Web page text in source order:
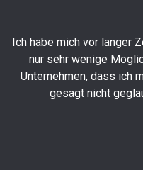
Ich habe mich vor langer
nur sehr wenige
Unternehmen, dass ich
gesagt nicht